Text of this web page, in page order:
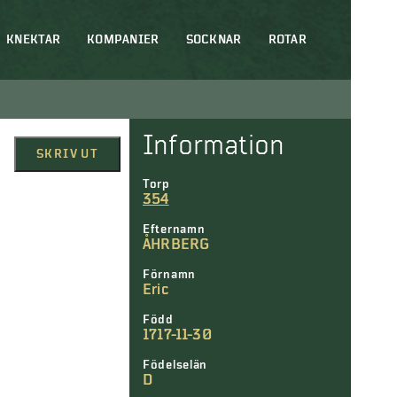
KNEKTAR KOMPANIER SOCKNAR ROTAR
SKRIV UT Information
Torp
354
Efternamn
ÅHRBERG
Förnamn
Eric
Född
1717-11-30
Födelselän
D